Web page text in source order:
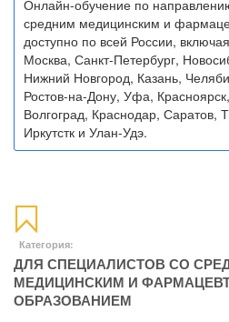
Онлайн-обучение по
средним медицинским и
доступно по всей России,
Москва, Санкт-Петербург,
Нижний Новгород, Казань,
Ростов-на-Дону, Уфа,
Волгоград, Краснодар, Саратов,
Иркутстк и Улан-Удэ.
Категория:
ДЛЯ СПЕЦИАЛИСТОВ СО
МЕДИЦИНСКИМ И
ОБРАЗОВАНИЕМ